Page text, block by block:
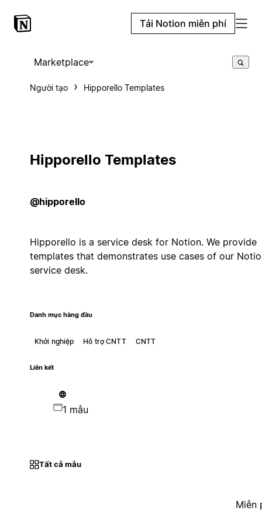
Tải Notion miễn phí
Marketplace
Người tạo Hipporello Templates
Hipporello Templates
@hipporello
Hipporello is a service desk for Notion. We provide
templates that demonstrates use cases of our
service desk.
Danh mục hàng đầu
Khởi nghiệp Hỗ trợ CNTT CNTT
Liên kết
1 mẫu
Tất cả mẫu
Miễn